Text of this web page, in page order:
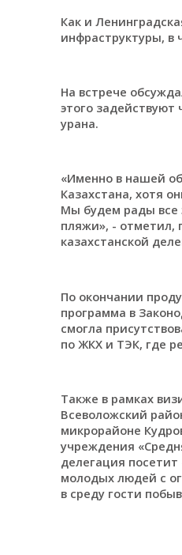
Как и
инфраструктуры, в
На встрече
этого
урана.
«Именно в нашей
Казахстана, хотя
Мы будем рады все
пляжи», - отметил,
казахстанской
По окончании
программа в
смогла
по ЖКХ и ТЭК, где
Также в рамках
Всеволожский
микрорайоне
учреждения
делегация
молодых людей с
в среду гости